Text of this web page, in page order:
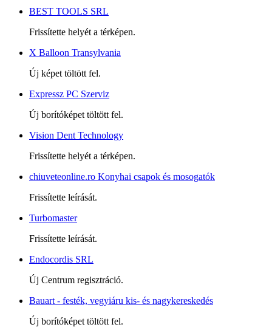
BEST TOOLS SRL
Frissítette helyét a térképen.
X Balloon Transylvania
Új képet töltött fel.
Expressz PC Szerviz
Új borítóképet töltött fel.
Vision Dent Technology
Frissítette helyét a térképen.
chiuveteonline.ro Konyhai csapok és mosogatók
Frissítette leírását.
Turbomaster
Frissítette leírását.
Endocordis SRL
Új Centrum regisztráció.
Bauart - festék, vegyiáru kis- és nagykereskedés
Új borítóképet töltött fel.